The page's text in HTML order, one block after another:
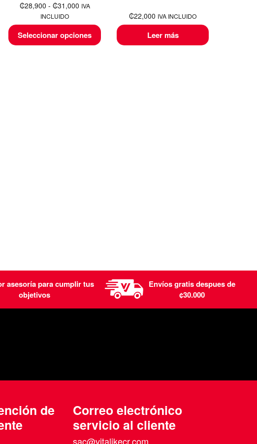
₡28,900 - ₡31,000 IVA
INCLUIDO
Seleccionar opciones
₡22,000 IVA INCLUIDO
Leer más
asesoría para cumplir tus
objetivos
Envíos gratis despues de
¢30.000
de
Correo electrónico
servicio al cliente
sac@vitalikecr.com